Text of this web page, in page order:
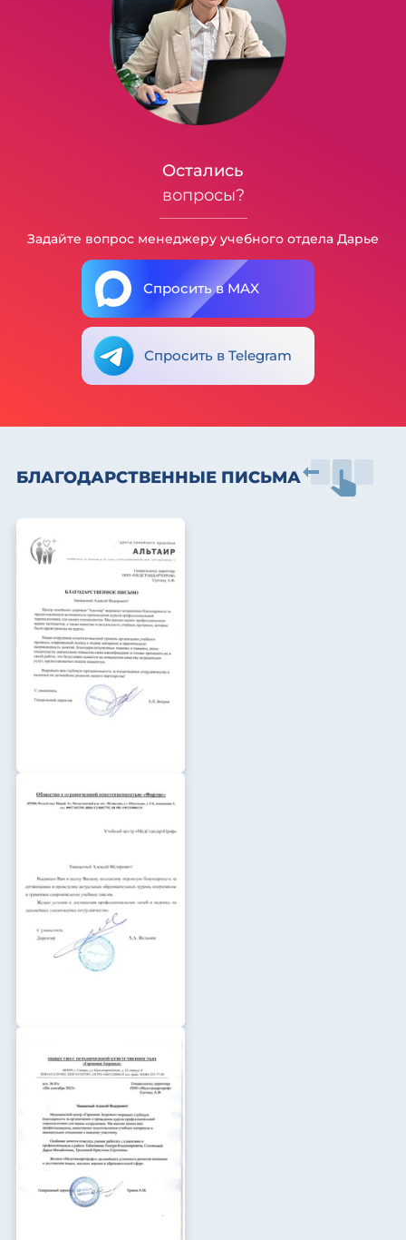
Остались
вопросы?
Задайте вопрос менеджеру учебного отдела Дарье
Спросить в MAX
Спросить в Telegram
БЛАГОДАРСТВЕННЫЕ ПИСЬМА